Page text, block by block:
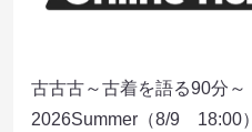
古古古～古着を語る90分～
2026Summer（8/9 18:00）